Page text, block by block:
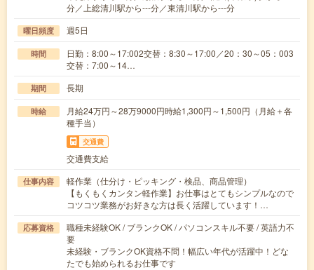
分／上総清川駅から---分／東清川駅から---分
曜日頻度 週5日
時間
日勤：8:00～17:002交替：8:30～17:00／20：30～05：003
交替：7:00～14…
期間 長期
時給
月給24万円～28万9000円時給1,300円～1,500円（月給＋各
種手当）
交通費
交通費支給
仕事内容
軽作業（仕分け・ピッキング・検品、商品管理）
【もくもくカンタン軽作業】お仕事はとてもシンプルなので
コツコツ業務がお好きな方は長く活躍しています！…
応募資格
職種未経験OK / ブランクOK / パソコンスキル不要 / 英語力不
要
未経験・ブランクOK資格不問！幅広い年代が活躍中！どな
たでも始められるお仕事です